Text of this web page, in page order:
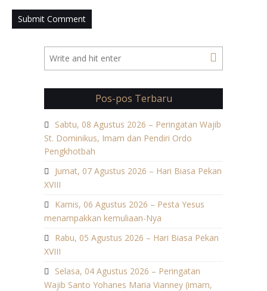
Pos-pos Terbaru
Sabtu, 08 Agustus 2026 – Peringatan Wajib
St. Dominikus, Imam dan Pendiri Ordo
Pengkhotbah
Jumat, 07 Agustus 2026 – Hari Biasa Pekan
XVIII
Kamis, 06 Agustus 2026 – Pesta Yesus
menampakkan kemuliaan-Nya
Rabu, 05 Agustus 2026 – Hari Biasa Pekan
XVIII
Selasa, 04 Agustus 2026 – Peringatan
Wajib Santo Yohanes Maria Vianney (imam,